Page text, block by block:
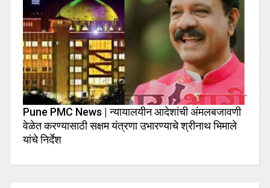
Pune PMC News | न्यायालयीन आदेशांची अंमलबजावणी
वेळेत करण्यासाठी सक्षम यंत्रणा उभारण्याचे श्रीनाथ भिमाले
यांचे निर्देश